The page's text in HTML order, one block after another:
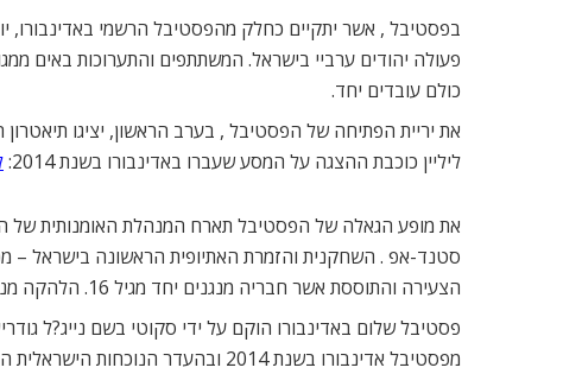
בפסטיבל , אשר יתקיים כחלק מהפסטיבל הרשמי באדינבורו,
פעולה יהודים ערביי בישראל. המשתתפים והתערוכות באים
כולם עובדים יחד.
את יריית הפתיחה של הפסטיבל , בערב הראשון, יציגו
ליליין כוכבת ההצגה על המסע שעברו באדינבורו בשנת 2014:
את מופע הגאלה של הפסטיבל תארח המנהלת האומנותית של
סטנד-אפ . השחקנית והזמרת האתיופית הראשונה בישראל –
הצעירה והתוססת אשר חבריה מנגנים יחד מגיל 16. הלהקה מנגנת מוזיקת עולם ומשלבת סגנונות מוזיקליים שונים וידועים בהופעה אנרגטית וסוחפת.
פסטיבל שלום באדינבורו הוקם על ידי סקוטי בשם נייג?ל